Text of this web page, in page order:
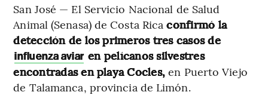
San José — El Servicio Nacional de Salud
Animal (Senasa) de Costa Ricaconfirmó la
detección de los primeros tres casos de
influenza aviar en pelícanos silvestres
encontradas en playa Cocles, en Puerto Viejo
de Talamanca, provincia de Limón.